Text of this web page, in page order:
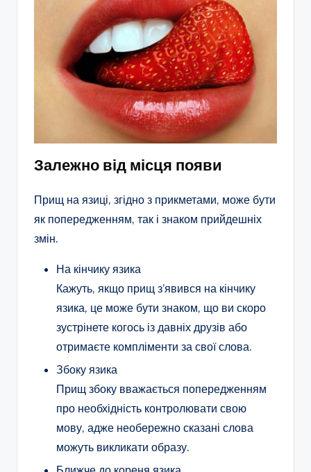
Залежно від місця появи
Прищ на язиці, згідно з прикметами, може бути
як попередженням, так і знаком прийдешніх
змін.
На кінчику язика
Кажуть, якщо прищ з’явився на кінчику
язика, це може бути знаком, що ви скоро
зустрінете когось із давніх друзів або
отримаєте компліменти за свої слова.
Збоку язика
Прищ збоку вважається попередженням
про необхідність контролювати свою
мову, адже необережно сказані слова
можуть викликати образу.